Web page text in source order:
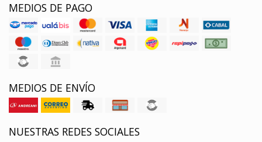
MEDIOS DE PAGO
MEDIOS DE ENVÍO
NUESTRAS REDES SOCIALES